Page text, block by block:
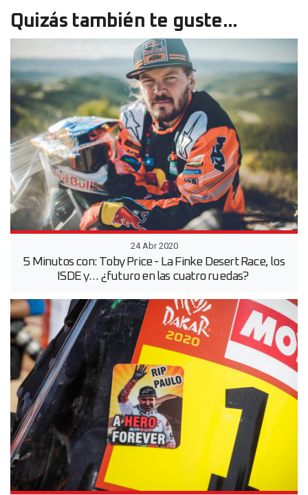
Quizás también te guste...
24 Abr 2020
5 Minutos con: Toby Price - La Finke Desert Race, los
ISDE y… ¿futuro en las cuatro ruedas?